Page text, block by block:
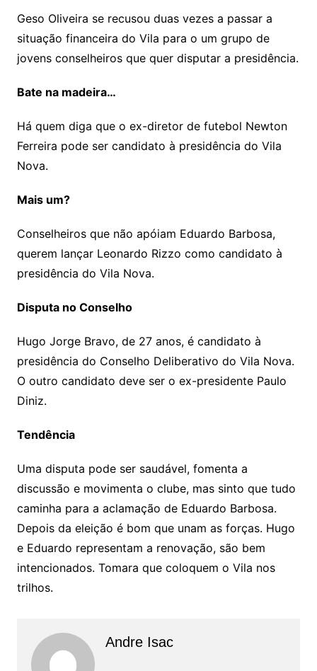
Geso Oliveira se recusou duas vezes a passar a
situação financeira do Vila para o um grupo de
jovens conselheiros que quer disputar a presidência.
Bate na madeira…
Há quem diga que o ex-diretor de futebol Newton
Ferreira pode ser candidato à presidência do Vila
Nova.
Mais um?
Conselheiros que não apóiam Eduardo Barbosa,
querem lançar Leonardo Rizzo como candidato à
presidência do Vila Nova.
Disputa no Conselho
Hugo Jorge Bravo, de 27 anos, é candidato à
presidência do Conselho Deliberativo do Vila Nova.
O outro candidato deve ser o ex-presidente Paulo
Diniz.
Tendência
Uma disputa pode ser saudável, fomenta a
discussão e movimenta o clube, mas sinto que tudo
caminha para a aclamação de Eduardo Barbosa.
Depois da eleição é bom que unam as forças. Hugo
e Eduardo representam a renovação, são bem
intencionados. Tomara que coloquem o Vila nos
trilhos.
Andre Isac